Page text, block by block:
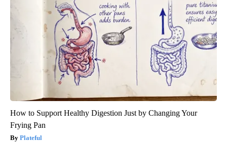
How to Support Healthy Digestion Just by Changing Your
Frying Pan
Plateful